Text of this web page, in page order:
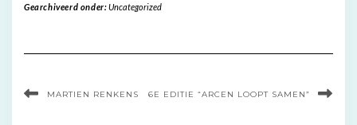
Gearchiveerd onder:Uncategorized
MARTIEN RENKENS 6E EDITIE “ARCEN LOOPT SAMEN”